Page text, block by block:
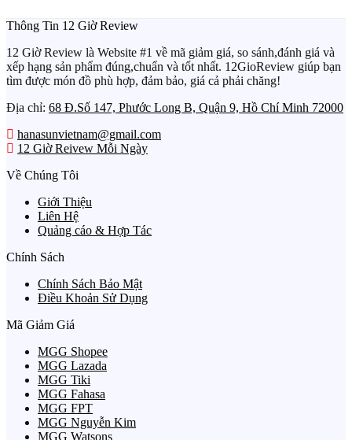
Thông Tin 12 Giờ Review
12 Giờ Review là Website #1 về mã giảm giá, so sánh,đánh giá và
xếp hạng sản phẩm đúng,chuẩn và tốt nhất. 12GioReview giúp bạn
tìm được món đồ phù hợp, đảm bảo, giá cả phải chăng!
Địa chỉ: 68 Đ.Số 147, Phước Long B, Quận 9, Hồ Chí Minh 72000
hanasunvietnam@gmail.com
12 Giờ Reivew Mỗi Ngày
Về Chúng Tôi
Giới Thiệu
Liên Hệ
Quảng cáo & Hợp Tác
Chính Sách
Chính Sách Bảo Mật
Điều Khoản Sử Dụng
Mã Giảm Giá
MGG Shopee
MGG Lazada
MGG Tiki
MGG Fahasa
MGG FPT
MGG Nguyễn Kim
MGG Watsons